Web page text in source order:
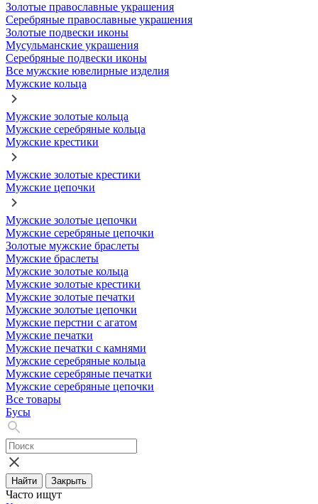
Золотые православные украшения
Серебряные православные украшения
Золотые подвески иконы
Мусульманские украшения
Серебряные подвески иконы
Все мужские ювелирные изделия
Мужские кольца
Мужские золотые кольца
Мужские серебряные кольца
Мужские крестики
Мужские золотые крестики
Мужские цепочки
Мужские золотые цепочки
Мужские серебряные цепочки
Золотые мужские браслеты
Мужские браслеты
Мужские золотые кольца
Мужские золотые крестики
Мужские золотые печатки
Мужские золотые цепочки
Мужские перстни с агатом
Мужские печатки
Мужские печатки с камнями
Мужские серебряные кольца
Мужские серебряные печатки
Мужские серебряные цепочки
Все товары
Бусы
Найти Закрыть
Часто ищут